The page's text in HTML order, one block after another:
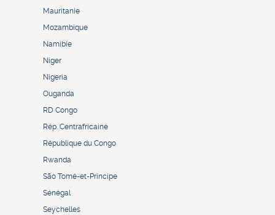
Mauritanie
Mozambique
Namibie
Niger
Nigeria
Ouganda
RD Congo
Rép. Centrafricaine
République du Congo
Rwanda
São Tomé-et-Principe
Sénégal
Seychelles